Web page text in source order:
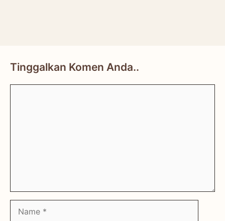
Tinggalkan Komen Anda..